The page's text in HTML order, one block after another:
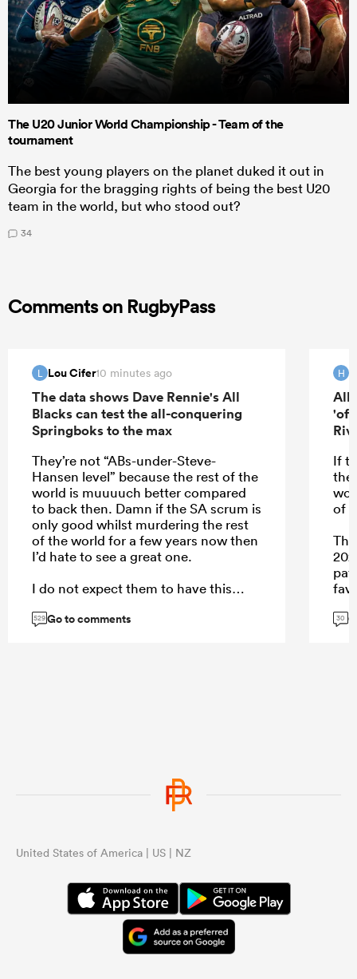
The U20 Junior World Championship - Team of the
tournament
The best young players on the planet duked it out in
Georgia for the bragging rights of being the best U20
team in the world, but who stood out?
34
Comments on RugbyPass
L Lou Cifer10 minutes ago
The data shows Dave Rennie's All
Blacks can test the all-conquering
Springboks to the max
They’re not “ABs-under-Steve-
Hansen level” because the rest of the
world is muuuuch better compared
to back then. Damn if the SA scrum is
only good whilst murdering the rest
of the world for a few years now then
I’d hate to see a great one.
I do not expect them to have this
ABs
529Go to comments
H
All
If
the
of
30
United States of America | US | NZ